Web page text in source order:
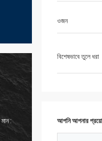
একটি অ্যালুমিনিয়াম
করেছি এবং আপনার কোম্পানির
আমি অবাক হয়েছি।
ওজন
বিশেষভাবে তুলে ধরা
আপনি আপনার